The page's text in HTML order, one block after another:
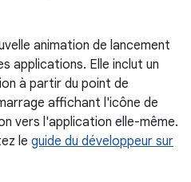
animation de lancement
applications. Elle inclut un
à partir du point de
affichant l'icône de
vers l'application elle-même.
le guide du développeur sur